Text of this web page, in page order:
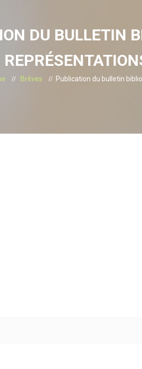
DU BULLETIN
Brèves Publication du bulletin